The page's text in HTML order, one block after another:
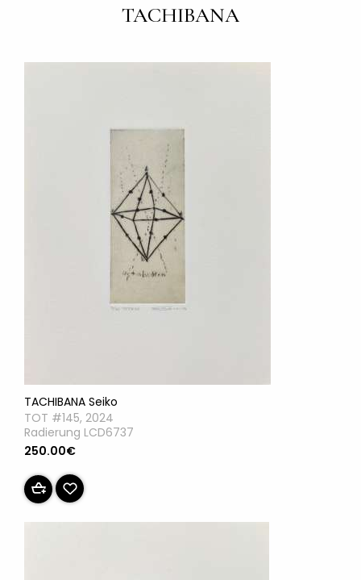
TACHIBANA
TACHIBANA Seiko
TOT #145, 2024
Radierung LCD6737
250.00€